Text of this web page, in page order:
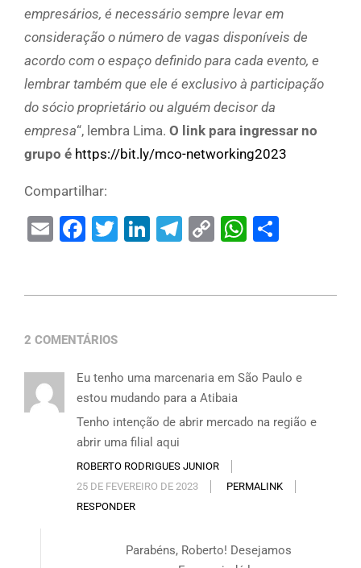
empresários, é necessário sempre levar em
consideração o número de vagas disponíveis de
acordo com o espaço definido para cada evento, e
lembrar também que ele é exclusivo à participação
do sócio proprietário ou alguém decisor da
empresa“, lembra Lima. O link para ingressar no
grupo é https://bit.ly/mco-networking2023
Compartilhar:
EmailFacebook
Twitter
LinkedIn
Telegram
Copy
2 COMENTÁRIOS
Eu tenho uma marcenaria em São Paulo e
estou mudando para a Atibaia
Tenho intenção de abrir mercado na região e
abrir uma filial aqui
ROBERTO RODRIGUES JUNIOR
25 DE FEVEREIRO DE 2023
PERMALINK
RESPONDER
Parabéns, Roberto! Desejamos